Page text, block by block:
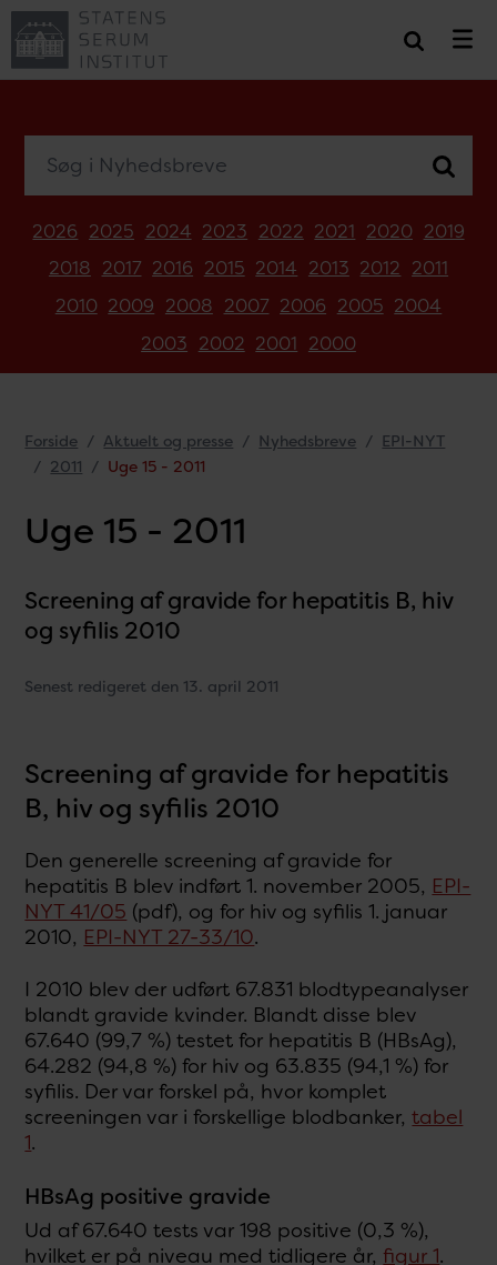
2026 2025 2024 2023 2022 2021 2020 2019
2018 2017 2016 2015 2014 2013 2012 2011
2010 2009 2008 2007 2006 2005 2004
2003 2002 2001 2000
Forside Aktuelt og presse Nyhedsbreve
EPI-NYT
2011
Uge 15 - 2011
Uge 15 - 2011
Screening af gravide for hepatitis B, hiv
og syfilis 2010
Senest redigeret den 13. april 2011
Screening af gravide for hepatitis
B, hiv og syfilis 2010
Den generelle screening af gravide for
hepatitis B blev indført 1. november 2005, EPI-
NYT 41/05 (pdf), og for hiv og syfilis 1. januar
2010, EPI-NYT 27-33/10.
I 2010 blev der udført 67.831 blodtypeanalyser
blandt gravide kvinder. Blandt disse blev
67.640 (99,7 %) testet for hepatitis B (HBsAg),
64.282 (94,8 %) for hiv og 63.835 (94,1 %) for
syfilis. Der var forskel på, hvor komplet
screeningen var i forskellige blodbanker,tabel
1.
HBsAg positive gravide
Ud af 67.640 tests var 198 positive (0,3 %),
hvilket er på niveau med tidligere år, figur 1.